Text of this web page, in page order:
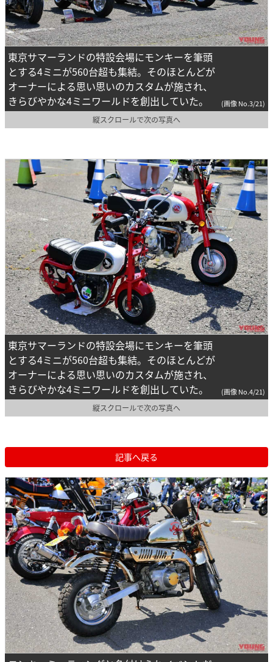
東京サマーランドの特設会場にモンキーを筆頭
とする4ミニが560台超も集結。そのほとんどが
オーナーによる思い思いのカスタムが施され、
きらびやかな4ミニワールドを創出していた。
(画像 No.3/21)
縦スクロールで次の写真へ
東京サマーランドの特設会場にモンキーを筆頭
とする4ミニが560台超も集結。そのほとんどが
オーナーによる思い思いのカスタムが施され、
きらびやかな4ミニワールドを創出していた。
(画像 No.4/21)
縦スクロールで次の写真へ
記事へ戻る